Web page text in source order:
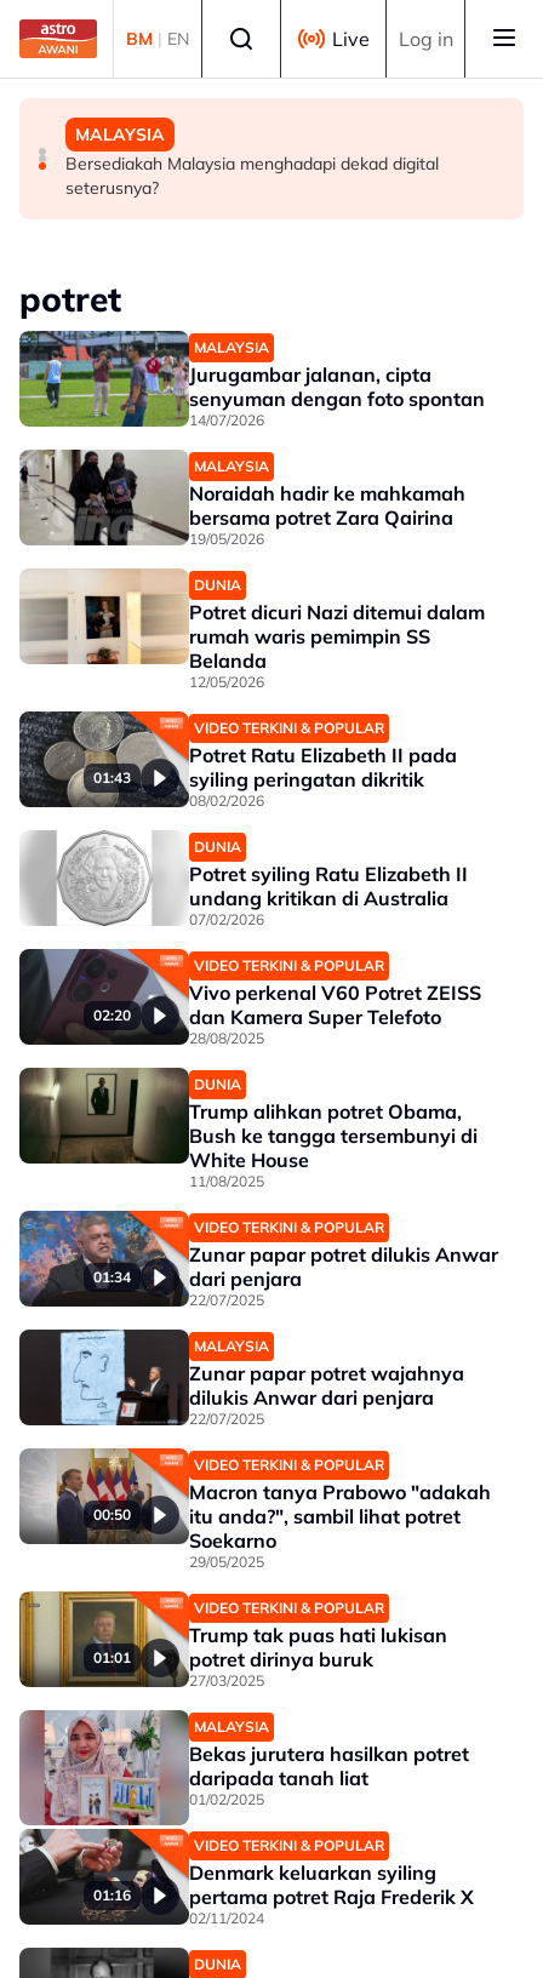
Skip to main content
BM | EN Live Log in
TEKNOLOGI
OpenAI teruskan pembangunan peranti AI walaupun
disaman Apple
MALAYSIA
Lelaki mengaku bersalah guna kekerasan jenayah
terhadap rakan sekerja wanita
MALAYSIA
Bersediakah Malaysia menghadapi dekad digital
seterusnya?
potret
MALAYSIA
Jurugambar jalanan, cipta
senyuman dengan foto spontan
14/07/2026
MALAYSIA
Noraidah hadir ke mahkamah
bersama potret Zara Qairina
19/05/2026
DUNIA
Potret dicuri Nazi ditemui dalam
rumah waris pemimpin SS
Belanda
12/05/2026
01:43
VIDEO TERKINI & POPULAR
Potret Ratu Elizabeth II pada
syiling peringatan dikritik
08/02/2026
DUNIA
Potret syiling Ratu Elizabeth II
undang kritikan di Australia
07/02/2026
02:20
VIDEO TERKINI & POPULAR
Vivo perkenal V60 Potret ZEISS
dan Kamera Super Telefoto
28/08/2025
DUNIA
Trump alihkan potret Obama,
Bush ke tangga tersembunyi di
White House
11/08/2025
01:34
VIDEO TERKINI & POPULAR
Zunar papar potret dilukis Anwar
dari penjara
22/07/2025
MALAYSIA
Zunar papar potret wajahnya
dilukis Anwar dari penjara
22/07/2025
00:50
VIDEO TERKINI & POPULAR
Macron tanya Prabowo "adakah
itu anda?", sambil lihat potret
Soekarno
29/05/2025
01:01
VIDEO TERKINI & POPULAR
Trump tak puas hati lukisan
potret dirinya buruk
27/03/2025
MALAYSIA
Bekas jurutera hasilkan potret
daripada tanah liat
01/02/2025
01:16
VIDEO TERKINI & POPULAR
Denmark keluarkan syiling
pertama potret Raja Frederik X
02/11/2024
DUNIA